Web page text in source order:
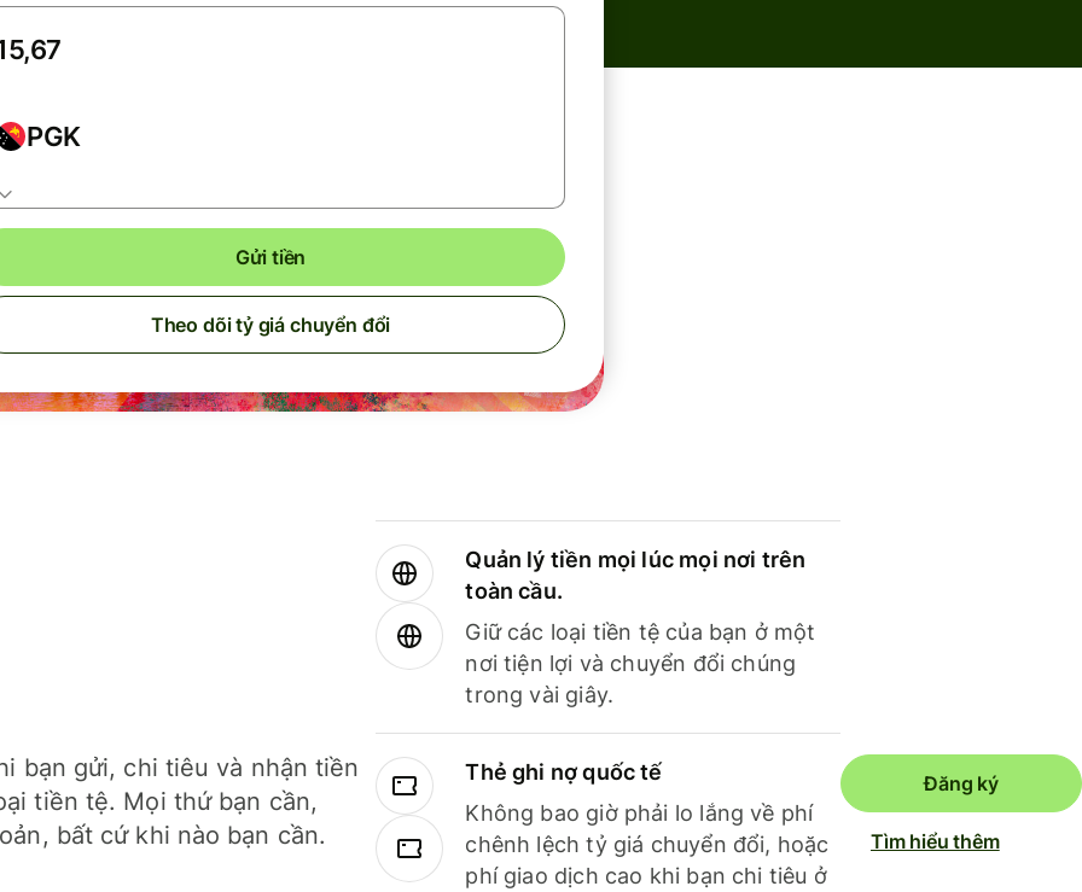
PGK
Gửi tiền
Theo dõi tỷ giá chuyển đổi
bạn gửi, chi tiêu và nhận tiền
tiền tệ. Mọi thứ bạn cần,
bất cứ khi nào bạn cần.
Quản lý tiền mọi lúc mọi nơi trên
toàn cầu.
Giữ các loại tiền tệ của bạn ở một
nơi tiện lợi và chuyển đổi chúng
trong vài giây.
Thẻ ghi nợ quốc tế
Không bao giờ phải lo lắng về phí
chênh lệch tỷ giá chuyển đổi, hoặc
phí giao dịch cao khi bạn chi tiêu ở
Đăng ký
Tìm hiểu thêm